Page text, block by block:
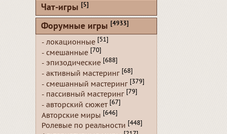
Чат-игры [5]
Форумные игры [4933]
- локационные [51]
- смешанные [70]
- эпизодические [688]
- активный мастеринг [68]
- смешанный мастеринг [379]
- пассивный мастеринг [79]
- авторский сюжет [67]
Авторские миры [646]
Ролевые по реальности [448]